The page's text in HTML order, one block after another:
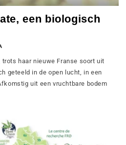
een biologisch
haar nieuwe Franse soort uit
geteeld in de open lucht, in een
uit een vruchtbare bodem